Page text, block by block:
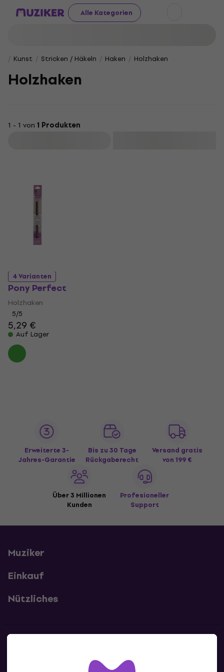
Alle Kategorien
Kunst Stricken / Häkeln Haken Holzhaken
Holzhaken
1 - 1 von 1 Produkten
4 Varianten
Pony Perfect
Holzhaken
5/5
5,29 €
Auf Lager
Erweiterte 3-
Jahres-Garantie
Bis zu 30 Tage
Rückgaberecht
Versand gratis
von 199 €
Über 3 Millionen
Kunden
Profesioneller
Support
Muziker
Einkauf
Nützliches
Kontaktiere uns